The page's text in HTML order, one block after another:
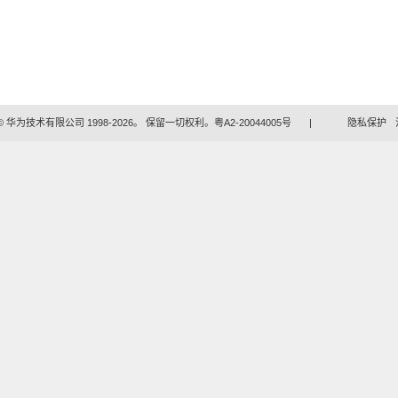
华为技术有限公司 1998-2026。 保留一切权利。粤A2-20044005号 | 隐私保护